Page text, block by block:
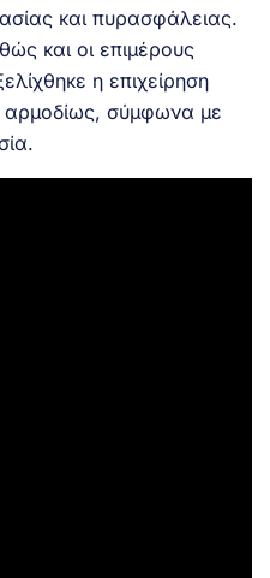
και πυρασφάλειας.
και οι επιμέρους
η επιχείρηση
αρμοδίως, σύμφωνα με